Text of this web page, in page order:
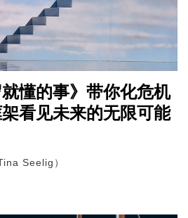
就懂的事》带你化危机
看见未来的无限可能
Seelig）